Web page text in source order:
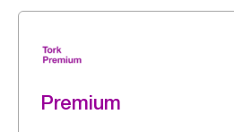
Premium